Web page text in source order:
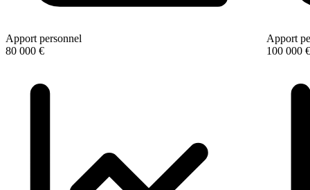
Apport personnel
80 000 €
Apport
100 000 €